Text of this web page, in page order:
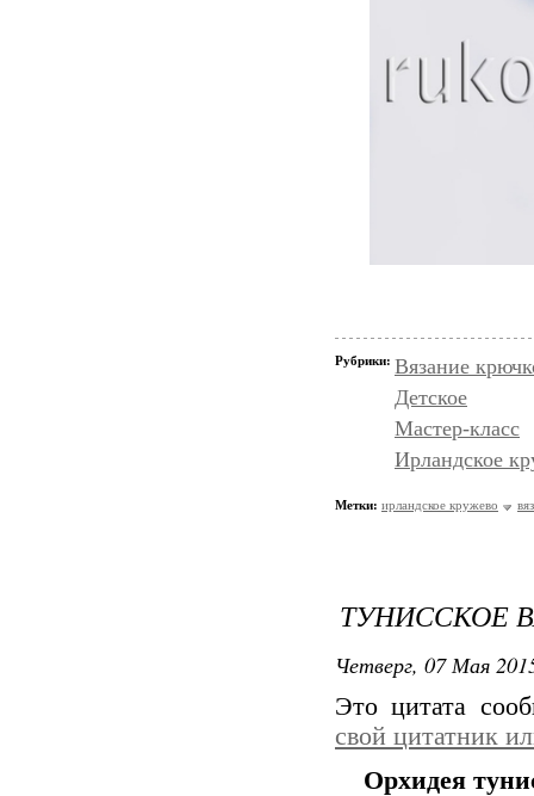
Рубрики: Вязание
Детское
Мастер-класс
Ирландское
Метки: ирландское кружево
ТУНИССКОЕ
Четверг, 07 Мая
Это цитата
свой цитатник
Орхидея